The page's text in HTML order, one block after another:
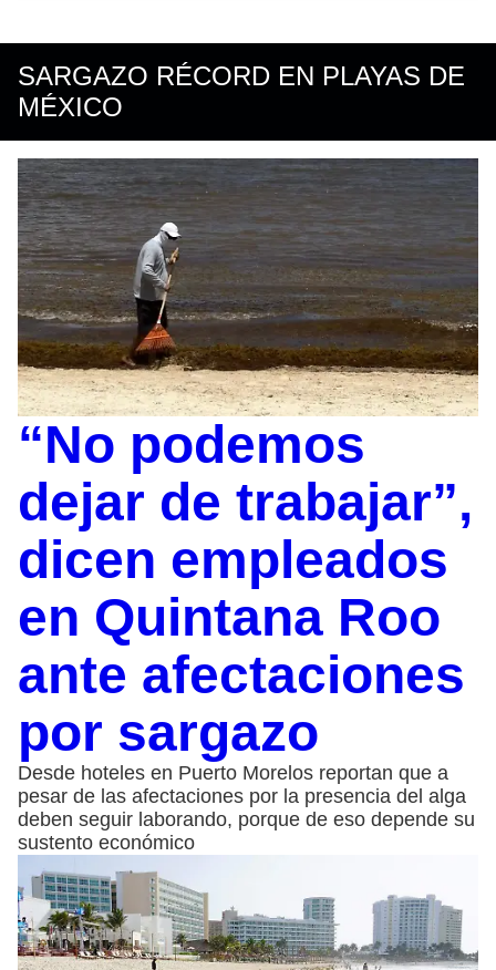
SARGAZO RÉCORD EN PLAYAS DE
MÉXICO
“No podemos
dejar de trabajar”,
dicen empleados
en Quintana Roo
ante afectaciones
por sargazo
Desde hoteles en Puerto Morelos reportan que a
pesar de las afectaciones por la presencia del alga
deben seguir laborando, porque de eso depende su
sustento económico